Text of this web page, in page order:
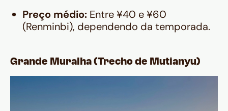
Preço médio: Entre ¥40 e ¥60
(Renminbi), dependendo da temporada.
Grande Muralha (Trecho de Mutianyu)